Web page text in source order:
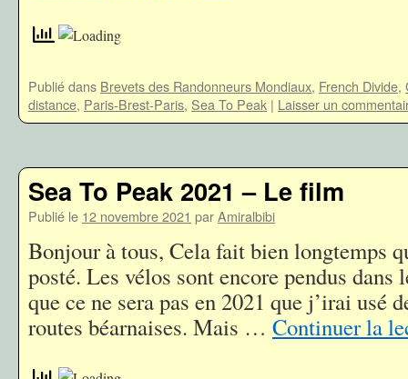
Publié dans Brevets des Randonneurs Mondiaux, French Divide,
distance, Paris-Brest-Paris, Sea To Peak | Laisser un
Sea To Peak 2021 – Le film
Publié le 12 novembre 2021 parAmiralbibi
Bonjour à tous, Cela fait bien longtemps
posté. Les vélos sont encore pendus dans
que ce ne sera pas en 2021 que j’irai usé
routes béarnaises. Mais … Continuer la